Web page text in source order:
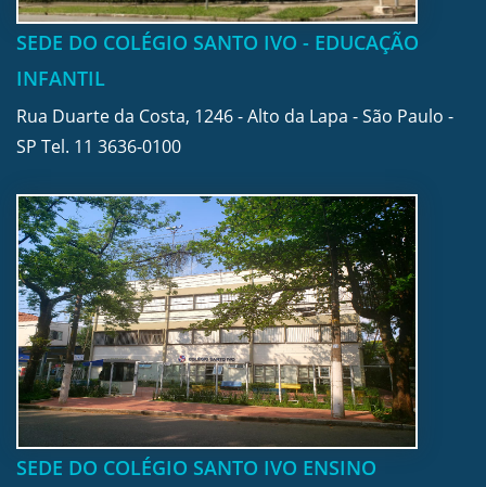
SEDE DO COLÉGIO SANTO IVO - EDUCAÇÃO
INFANTIL
Rua Duarte da Costa, 1246 - Alto da Lapa - São Paulo -
SP Tel. 11 3636-0100
SEDE DO COLÉGIO SANTO IVO ENSINO